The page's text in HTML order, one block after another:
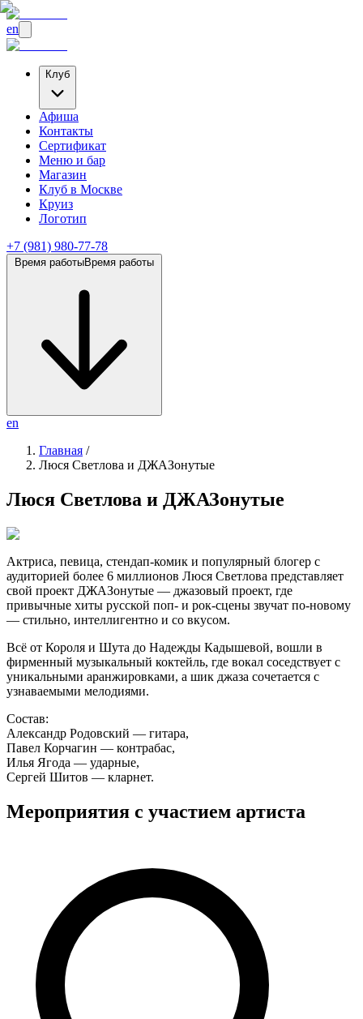
en
Клуб
Афиша
Контакты
Сертификат
Меню и бар
Магазин
Клуб в Москве
Круиз
Логотип
+7 (981) 980-77-78
Время работыВремя работы
en
Главная /
Люся Светлова и ДЖАЗонутые
Люся Светлова и ДЖАЗонутые
Актриса, певица, стендап-комик и популярный блогер с
аудиторией более 6 миллионов Люся Светлова представляет
свой проект ДЖАЗонутые — джазовый проект, где
привычные хиты русской поп‑ и рок‑сцены звучат по‑новому
— стильно, интеллигентно и со вкусом.
Всё от Короля и Шута до Надежды Кадышевой, вошли в
фирменный музыкальный коктейль, где вокал соседствует с
уникальными аранжировками, а шик джаза сочетается с
узнаваемыми мелодиями.
Состав:
Александр Родовский — гитара,
Павел Корчагин — контрабас,
Илья Ягода — ударные,
Сергей Шитов — кларнет.
Мероприятия с участием артиста